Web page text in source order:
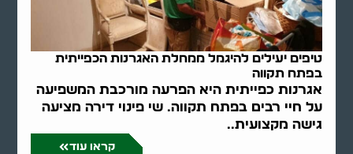
טיפים יעילים להיגמל ממחלת האגרנות הכפייתית
בפתח תקווה
אגרנות כפייתית היא הפרעה מורכבת המשפיעה
על חיי רבים בפתח תקווה. שי פינוי דירה מציעה
גישה מקצועית..
קראו עוד